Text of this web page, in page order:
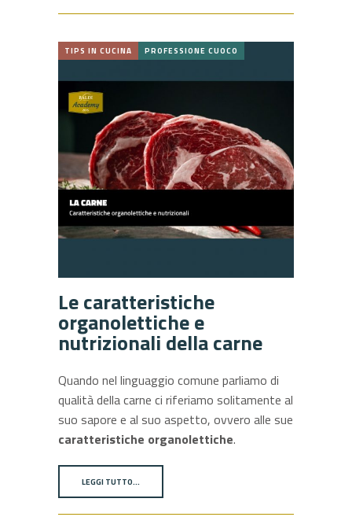
TIPS IN CUCINA PROFESSIONE CUOCO
Le caratteristiche
organolettiche e
nutrizionali della carne
Quando nel linguaggio comune parliamo di
qualità della carne ci riferiamo solitamente al
suo sapore e al suo aspetto, ovvero alle sue
caratteristiche organolettiche.
LEGGI TUTTO…